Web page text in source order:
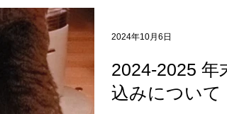
2024-2025 年
込みについて
2024年10月6日